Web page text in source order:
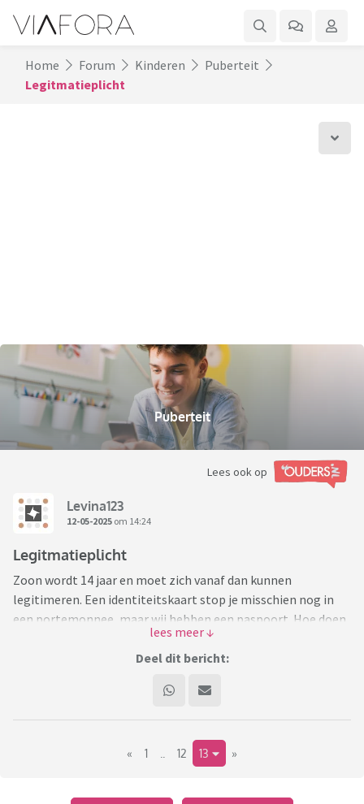
Home Forum Kinderen
Puberteit
Legitmatieplicht
Puberteit
Lees ook op
Levina123
12-05-2025 om 14:24
Legitmatieplicht
Zoon wordt 14 jaar en moet zich vanaf dan kunnen
legitimeren. Een identiteitskaart stop je misschien nog in
een portemonnee, maar wij hebben een paspoort. Hoe doen
anderen dit: het loopt zo'n vaart niet (hij onderneemt weinig
spannends waarbij ik me kan voorstellen dat hij zich zou
in de schooltas? Ik kan me haast niet voorstellen dat andere
pubers zomaar hun papieren tevoorschijn kunnen trekken.
Hij reist niet met ov en hangt ook (nog) niet 's avonds rond.
Deel dit bericht:
« 1 12 13 »